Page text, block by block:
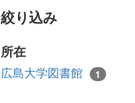
絞り込み
所在
広島大学図書館 1